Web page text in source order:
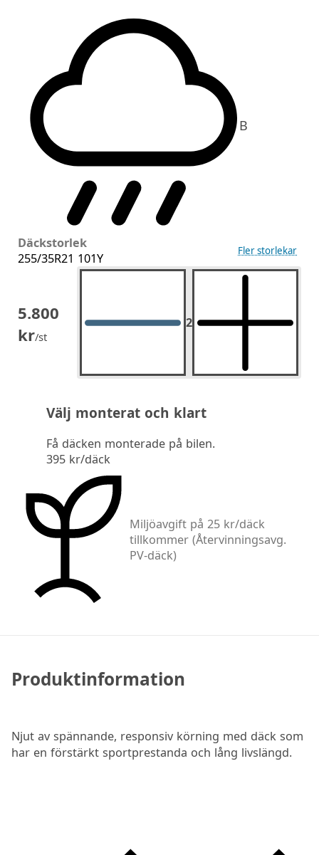
B
Däckstorlek
255/35R21 101Y
Fler storlekar
5.800
kr/st
2 2st.
Välj monterat och klart
Få däcken monterade på bilen.
395 kr/däck
Miljöavgift på 25 kr/däck
tillkommer (Återvinningsavg.
PV-däck)
Produktinformation
Njut av spännande, responsiv körning med däck som
har en förstärkt sportprestanda och lång livslängd.